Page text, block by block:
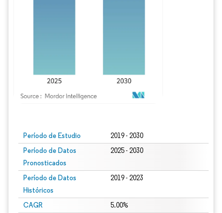
Período de Estudio 2019 - 2030
Período de Datos
Pronosticados
2025 - 2030
Período de Datos
Históricos
2019 - 2023
CAGR 5.00%